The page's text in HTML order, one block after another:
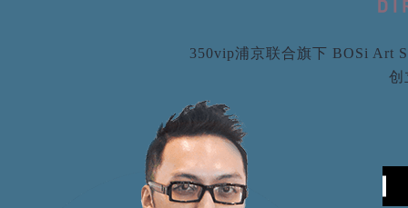
350vip浦京联合旗下 BOSi Art
创